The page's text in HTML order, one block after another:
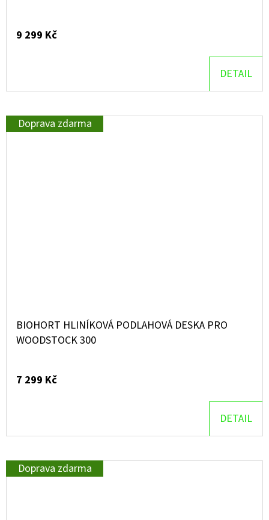
9 299 Kč
DETAIL
Doprava zdarma
BIOHORT HLINÍKOVÁ PODLAHOVÁ DESKA PRO
WOODSTOCK 300
7 299 Kč
DETAIL
Doprava zdarma